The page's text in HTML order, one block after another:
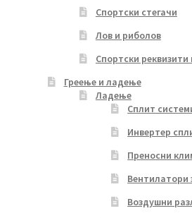
Спортски стегачи
Лов и риболов
Спортски реквизити
Греење и ладење
Ладење
Сплит
Инвертер
Преносни
Вентилатори
Воздушни